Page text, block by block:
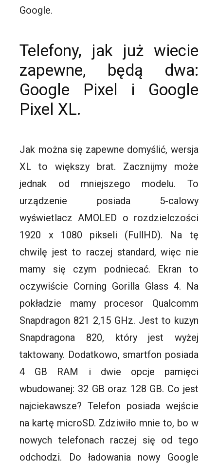
Google.
Telefony, jak już wiecie
zapewne, będą dwa:
Google Pixel
i Google
Pixel XL.
Jak można się zapewne domyślić, wersja
XL to większy brat. Zacznijmy może
jednak od mniejszego modelu. To
urządzenie posiada 5-calowy
wyświetlacz AMOLED o rozdzielczości
1920 x 1080 pikseli (FullHD). Na tę
chwilę jest to raczej standard, więc nie
mamy się czym podniecać. Ekran to
oczywiście Corning Gorilla Glass 4. Na
pokładzie mamy procesor Qualcomm
Snapdragon 821 2,15 GHz. Jest to kuzyn
Snapdragona 820, który jest wyżej
taktowany. Dodatkowo, smartfon posiada
4 GB RAM i dwie opcje pamięci
wbudowanej: 32 GB oraz 128 GB. Co jest
najciekawsze? Telefon posiada wejście
na kartę microSD. Zdziwiło mnie to, bo w
nowych telefonach raczej się od tego
odchodzi. Do ładowania nowy Google